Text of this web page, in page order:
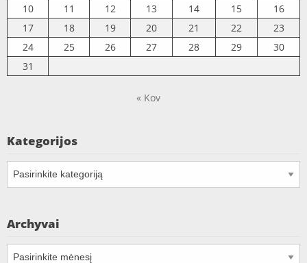
10
11 12 13 14 15
16
17
18 19 20 21 22
23
24
25 26 27 28 29
30
31
« Kov
Kategorijos
Kategorijos
Archyvai
Archyvai